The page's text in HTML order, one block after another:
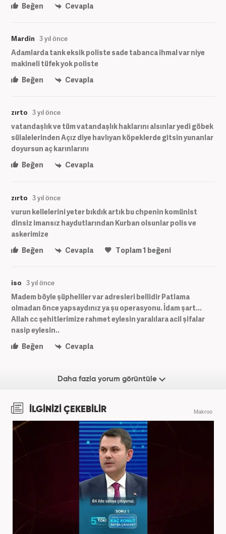
Beğen
Cevapla
Mardin 3 yıl önce
Adamlarda tank eksik poliste sade tabanca ihmal var niye
makineli tüfek yok poliste
Beğen
Cevapla
zırto 3 yıl önce
vatandaşlık ve tüm vatandaşlık haklarını alsınlar yedi göbek
sülalelerinden Açız diye havlıyan köpeklerde gitsin yunanlar
doyursun aç karınlarını
Beğen
Cevapla
zırto 3 yıl önce
vurun kellelerini yeter bıkdık artık bu chpenin komünist
dinsiz imansız haydutlarından Kurban olsunlar polis ve
askerimize
Beğen
Cevapla Toplam1 beğeni
iso 3 yıl önce
Madem böyle şüpheliler var adresleri bellidir Patlama
olmadan önce yapsaydınız ya şu operasyonu. İdam şart...
Allah cc şehitlerimize rahmet eylesin yaralılara acil şifalar
nasip eylesin..
Beğen
Cevapla
Daha fazla yorum görüntüle
İLGİNİZİ ÇEKEBİLİR Makroo